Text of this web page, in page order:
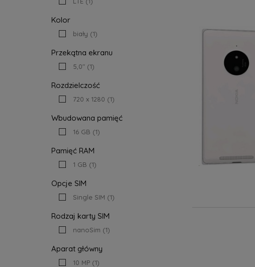
Kolor
biały (1)
Przekątna ekranu
5,0" (1)
Rozdzielczość
720 x 1280 (1)
Wbudowana pamięć
16 GB (1)
Pamięć RAM
1 GB (1)
Opcje SIM
Single SIM (1)
Rodzaj karty SIM
nanoSim (1)
Aparat główny
10 MP (1)